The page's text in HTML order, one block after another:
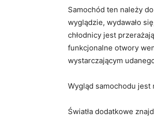
Samochód ten należy
wyglądzie, wydawało
chłodnicy jest
funkcjonalne otwory
wystarczającym
Wygląd samochodu jest
Światła dodatkowe